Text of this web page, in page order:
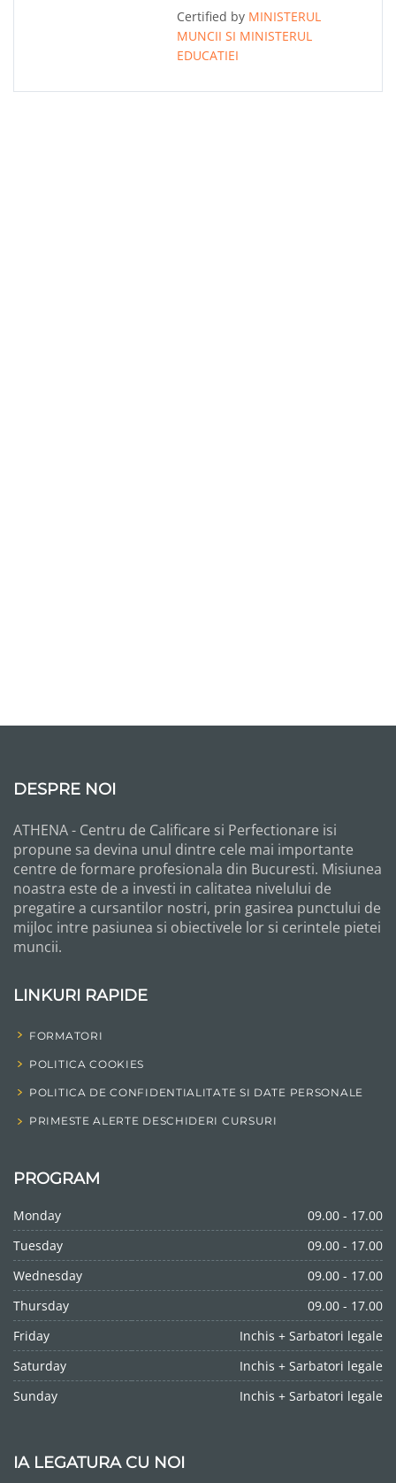
Certified by MINISTERUL
MUNCII SI MINISTERUL
EDUCATIEI
DESPRE NOI
ATHENA - Centru de Calificare si Perfectionare isi
propune sa devina unul dintre cele mai importante
centre de formare profesionala din Bucuresti. Misiunea
noastra este de a investi in calitatea nivelului de
pregatire a cursantilor nostri, prin gasirea punctului de
mijloc intre pasiunea si obiectivele lor si cerintele pietei
muncii.
LINKURI RAPIDE
FORMATORI
POLITICA COOKIES
POLITICA DE CONFIDENTIALITATE SI DATE PERSONALE
PRIMESTE ALERTE DESCHIDERI CURSURI
PROGRAM
Monday
09.00 - 17.00
Tuesday
09.00 - 17.00
Wednesday
09.00 - 17.00
Thursday
09.00 - 17.00
Friday
Inchis + Sarbatori legale
Saturday
Inchis + Sarbatori legale
Sunday
Inchis + Sarbatori legale
IA LEGATURA CU NOI